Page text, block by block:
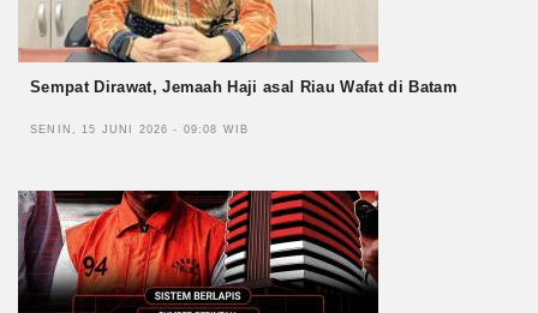
Sempat Dirawat, Jemaah Haji asal Riau Wafat di Batam
SENIN, 15 JUNI 2026 - 09:08 WIB